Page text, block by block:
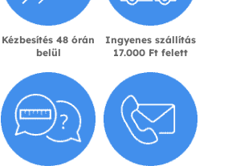
Kézbesítés 48 órán
belül
Ingyenes szállítás
17.000 Ft felett